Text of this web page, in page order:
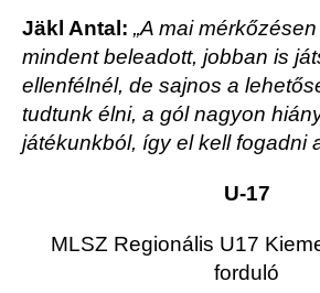
Jäkl Antal: „A mai
mindent beleadott, jobban is
ellenfélnél, de sajnos a
tudtunk élni, a gól nagyon
játékunkból, így el kell fogadni
U-17
MLSZ Regionális U17
forduló